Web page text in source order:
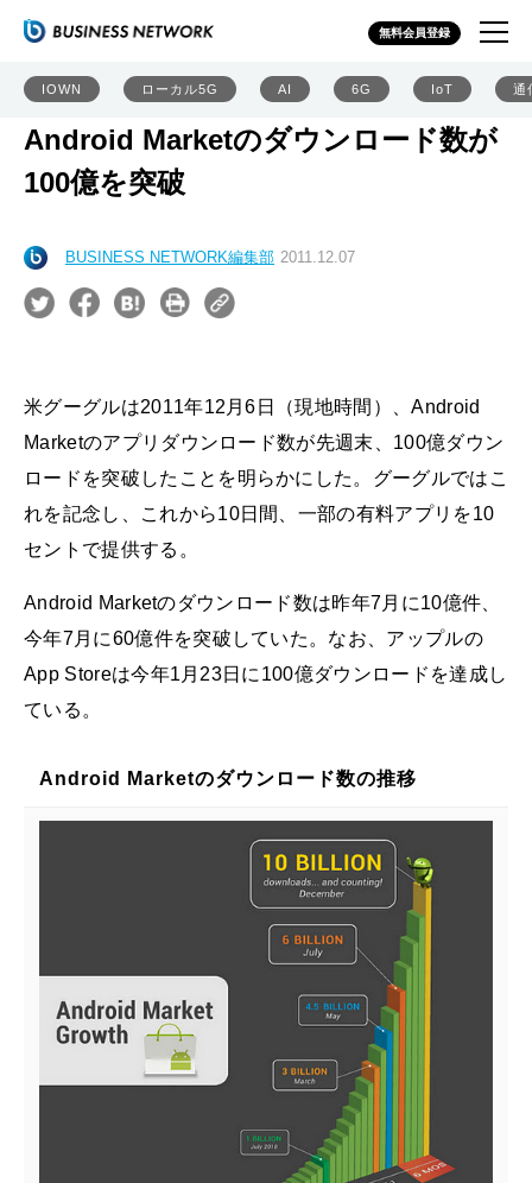
無料会員登録
IOWN ローカル5G AI 6G IoT 通
Android Marketのダウンロード数が
100億を突破
BUSINESS NETWORK編集部 2011.12.07
米グーグルは2011年12月6日（現地時間）、Android
Marketのアプリダウンロード数が先週末、100億ダウン
ロードを突破したことを明らかにした。グーグルではこ
れを記念し、これから10日間、一部の有料アプリを10
セントで提供する。
Android Marketのダウンロード数は昨年7月に10億件、
今年7月に60億件を突破していた。なお、アップルの
App Storeは今年1月23日に100億ダウンロードを達成し
ている。
Android Marketのダウンロード数の推移